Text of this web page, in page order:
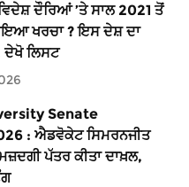
ਦੌਰਿਆਂ ’ਤੇ ਸਾਲ 2021 ਤੋਂ
ਖਰਚਾ ? ਇਸ ਦੇਸ਼ ਦਾ
ਦੇਖੋ ਲਿਸਟ
Senate
: ਐਡਵੋਕੇਟ ਸਿਮਰਨਜੀਤ
ਪੱਤਰ ਕੀਤਾ ਦਾਖ਼ਲ,